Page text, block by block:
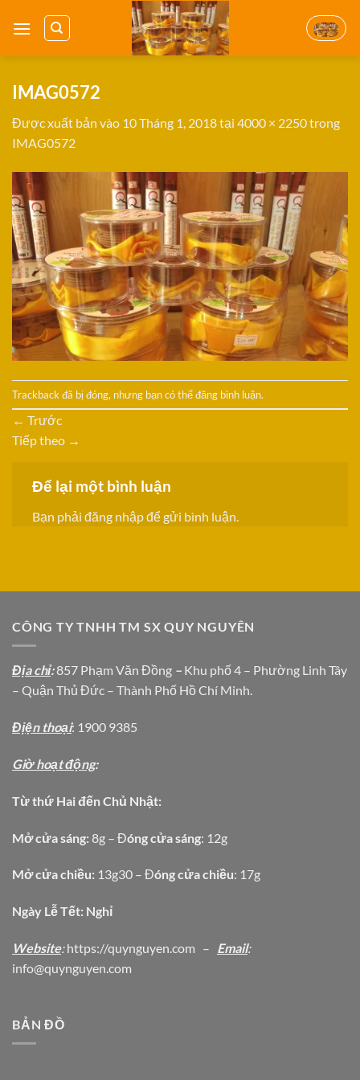
qua
IMAG0572
Được xuất bản vào 10 Tháng 1, 2018tại 4000 × 2250trong
IMAG0572
Trackback đã bị đóng, nhưng bạn có thểđăng bình luận.
← Trước
Tiếp theo →
Để lại một bình luận
Bạn phải đăng nhậpđể gửi bình luận.
CÔNG TY TNHH TM SX QUY NGUYÊN
Địa chỉ:857 Phạm Văn Đồng – Khu phố 4 – Phường Linh Tây
– Quận Thủ Đức – Thành Phố Hồ Chí Minh.
Địện thoại: 1900 9385
Giờ hoạt động:
Từ thứ Hai đến Chủ Nhật:
Mở cửa sáng: 8g – Đóng cửa sáng: 12g
Mở cửa chiều: 13g30 – Đóng cửa chiều: 17g
Ngày Lễ Tết: Nghỉ
Website:https://quynguyen.com – Email:
info@quynguyen.com
BẢN ĐỒ